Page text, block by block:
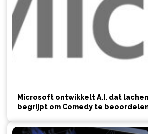
Microsoft ontwikkelt A.I. dat
begrijpt om Comedy te beoordelen